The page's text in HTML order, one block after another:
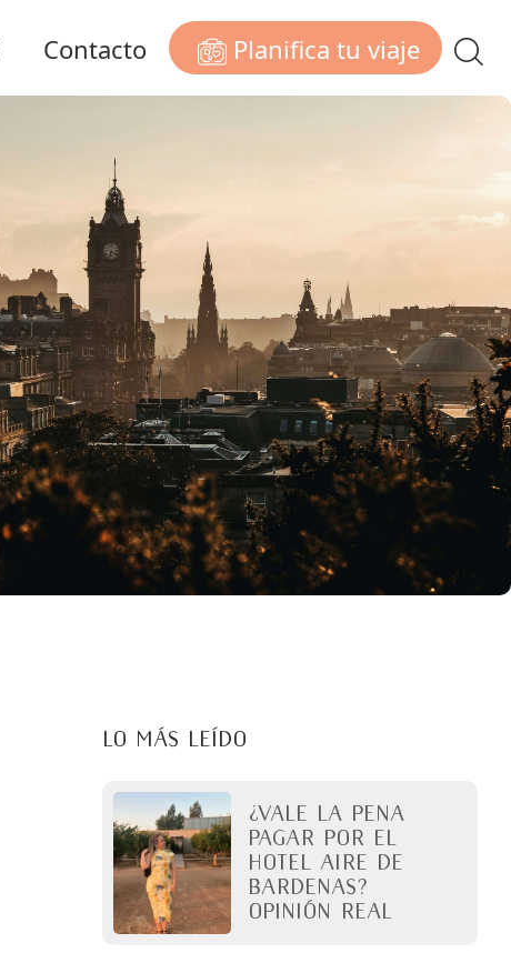
Contacto Planifica tu viaje
LO MÁS LEÍDO
¿Vale la pena
pagar por el
Hotel Aire de
Bardenas?
Opinión real